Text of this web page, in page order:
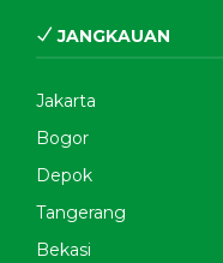
JANGKAUAN
Jakarta
Bogor
Depok
Tangerang
Bekasi